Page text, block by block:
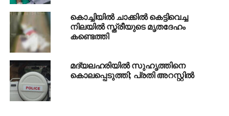
കൊച്ചിയില്‍ ചാക്കില്‍ കെട്ടിവെച്ച
നിലയില്‍ സ്ത്രീയുടെ മൃതദേഹം
കണ്ടെത്തി
മദ്യലഹരിയില്‍ സുഹൃത്തിനെ
കൊലപ്പെടുത്തി; പ്രതി അറസ്റ്റില്‍